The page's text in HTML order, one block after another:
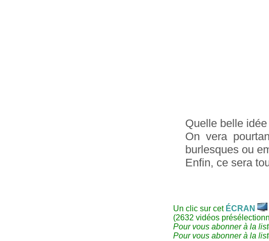
Quelle belle
On vera
burlesques ou
Enfin, ce sera
Un clic sur cet ÉCRAN
(2632 vidéos
Pour vous abonner à la
Pour vous abonner à la